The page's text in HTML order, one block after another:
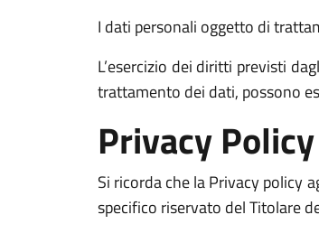
I dati personali oggetto di
L’esercizio dei diritti previsti
trattamento dei dati, possono
Privacy
Si ricorda che la Privacy policy
specifico riservato del Titolare